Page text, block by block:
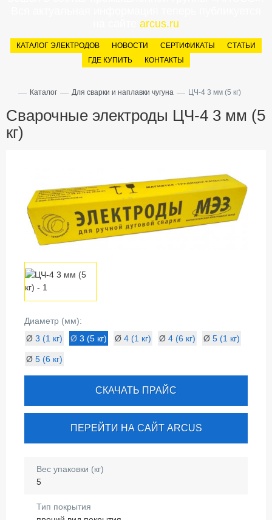
arcus.ru
КАТАЛОГ ЭЛЕКТРОДОВ НОВОСТИ СЕРТИФИКАТЫ
СТАТЬИ
ГДЕ КУПИТЬ
КОНТАКТЫ
— Каталог — Для сварки и наплавки чугуна — ЦЧ-4 3 мм (5 кг)
Сварочные электроды ЦЧ-4 3 мм (5
кг)
Диаметр (мм):
Ø 3 (1 кг) Ø 3 (5 кг) Ø 4 (1 кг) Ø 4 (6 кг) Ø 5 (1 кг)
Ø 5 (6 кг)
СКАЧАТЬ ПРАЙС
ПЕРЕЙТИ НА САЙТ ARCUS
Вес упаковки (кг)
5
Тип покрытия